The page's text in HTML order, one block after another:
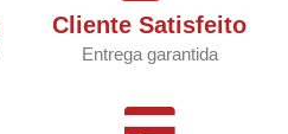
Cliente Satisfeito
Entrega garantida